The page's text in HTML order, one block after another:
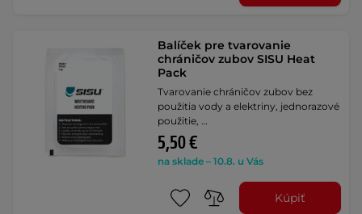
Balíček pre tvarovanie
chráničov zubov SISU Heat
Pack
Tvarovanie chráničov zubov bez
použitia vody a elektriny, jednorazové
použitie, …
5,50 €
na sklade – 10.8. u Vás
Kúpiť